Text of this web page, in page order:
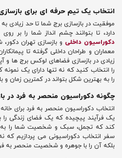
انتخاب یک تیم حرفه ای برای
موفقیت در بازسازی برج شما تا حد زیادی
دارد، تا بتوانند چشم انداز شما را بر
دکوراسیون داخلی و بازسازی تهران
معماران و طراحان داخلی گرفته تا
زیادی در بازسازی فضاهای لوکس برج ها و
را انتخاب کنید که نه تنها دارای یک
را به بهترین شکل بتواند در کمترین زمان و
چگونه دکوراسیون منحصر به فرد در
انتخاب دکوراسیون منحصر به فرد برای
یک فرآیند پیچیده که یک فضای زندگی
کند که تجمل، سبک و شخصیت شما را به
سفر انتخاب دکوراسیونی می پردازیم که
بلکه آن را با جوهره و شخصیت منحصر به